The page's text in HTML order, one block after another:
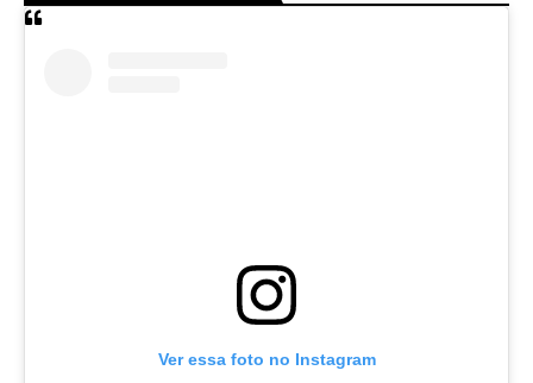
Ver essa foto no Instagram